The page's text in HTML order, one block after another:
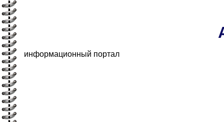
информационный портал